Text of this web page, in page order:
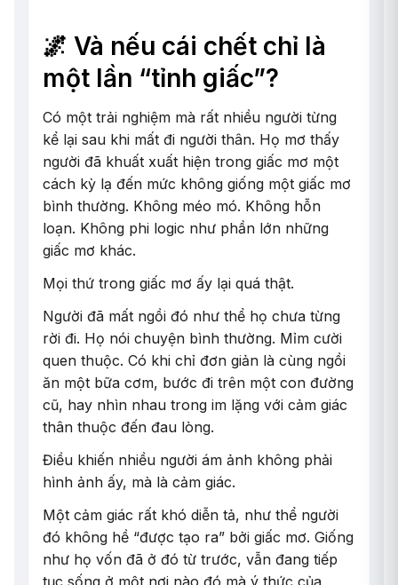
🌌 Và nếu cái chết chỉ là
một lần “tỉnh giấc”?
Có một trải nghiệm mà rất nhiều người từng
kể lại sau khi mất đi người thân. Họ mơ thấy
người đã khuất xuất hiện trong giấc mơ một
cách kỳ lạ đến mức không giống một giấc mơ
bình thường. Không méo mó. Không hỗn
loạn. Không phi logic như phần lớn những
giấc mơ khác.
Mọi thứ trong giấc mơ ấy lại quá thật.
Người đã mất ngồi đó như thể họ chưa từng
rời đi. Họ nói chuyện bình thường. Mỉm cười
quen thuộc. Có khi chỉ đơn giản là cùng ngồi
ăn một bữa cơm, bước đi trên một con đường
cũ, hay nhìn nhau trong im lặng với cảm giác
thân thuộc đến đau lòng.
Điều khiến nhiều người ám ảnh không phải
hình ảnh ấy, mà là cảm giác.
Một cảm giác rất khó diễn tả, như thể người
đó không hề “được tạo ra” bởi giấc mơ. Giống
như họ vốn đã ở đó từ trước, vẫn đang tiếp
tục sống ở một nơi nào đó mà ý thức của